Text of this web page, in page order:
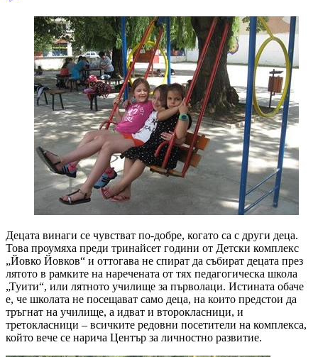
Децата винаги се чувстват по-добре, когато са с други деца.
Това проумяха преди тринайсет години от Детски комплекс
„Йовко Йовков“ и оттогава не спират да събират децата през
лятото в рамките на наречената от тях педагогическа школа
„Туити“, или лятното училище за първолаци. Истината обаче
е, че школата не посещават само деца, на които предстои да
тръгнат на училище, а идват и второкласници, и
третокласници – всичките редовни посетители на комплекса,
който вече се нарича Център за личностно развитие.